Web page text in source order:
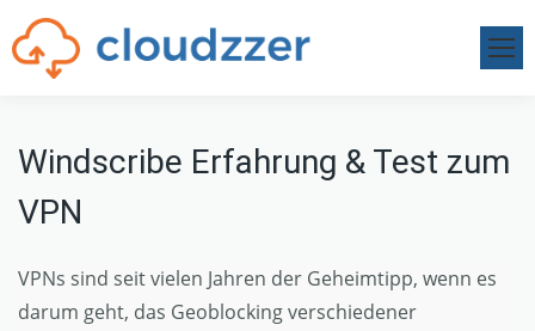
Windscribe Erfahrung & Test zum
VPN
VPNs sind seit vielen Jahren der Geheimtipp, wenn es
darum geht, das Geoblocking verschiedener